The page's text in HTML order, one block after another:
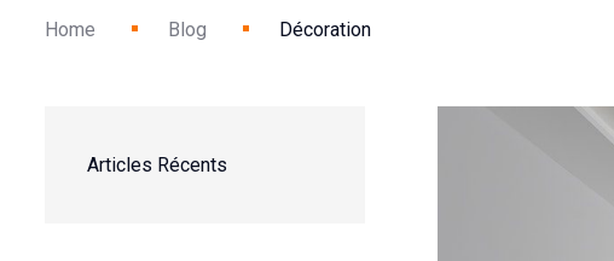
Home Blog Décoration
Articles Récents